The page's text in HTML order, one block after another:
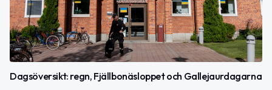
Dagsöversikt: regn, Fjällbonäsloppet och Gallejaurdagarna